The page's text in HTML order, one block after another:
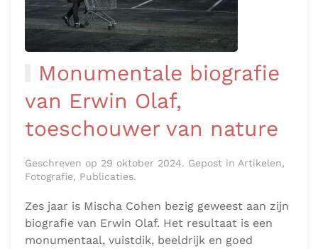
Monumentale biografie
van Erwin Olaf,
toeschouwer van nature
Geschreven op 29 oktober 2024. Gepost in Artikelen,
Fotografie, Publicaties.
Zes jaar is Mischa Cohen bezig geweest aan zijn
biografie van Erwin Olaf. Het resultaat is een
monumentaal, vuistdik, beeldrijk en goed